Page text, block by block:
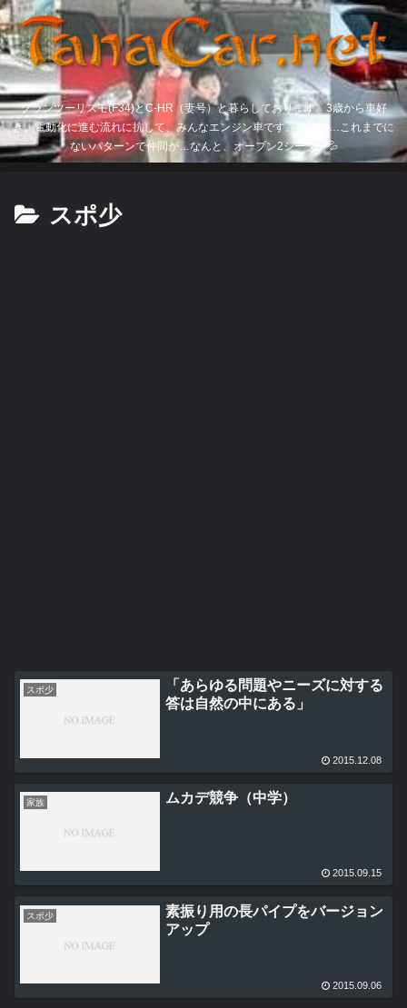
グランツーリスモ(F34)とC-HR（妻号）と暮らしております。3歳から車好
き。電動化に進む流れに抗して、みんなエンジン車です。そして…これまでに
ないパターンで仲間が…なんと、オープン2シーター💦
スポ少
スポ少
「あらゆる問題やニーズに対する
答は自然の中にある」
2015.12.08
家族 ムカデ競争（中学）
2015.09.15
スポ少
素振り用の長パイプをバージョン
アップ
2015.09.06